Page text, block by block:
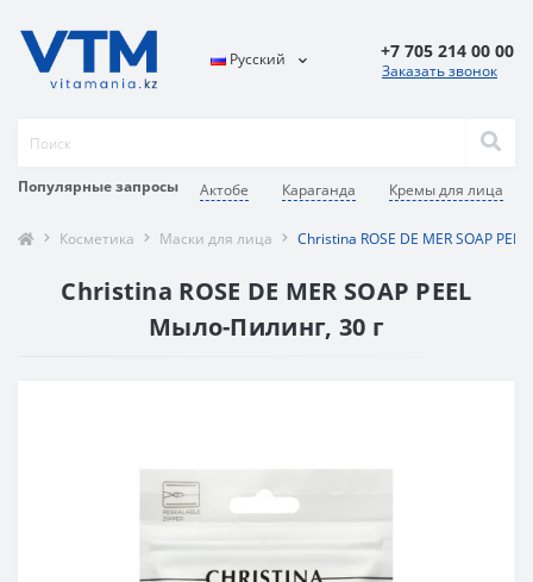
Популярные запросы Актобе Караганда Кремы для лица
Русский +7 705 214 00 00
Заказать звонок
Косметика Маски для лица Christina ROSE DE MER SOAP PEEL
Christina ROSE DE MER SOAP PEEL
Мыло-Пилинг, 30 г